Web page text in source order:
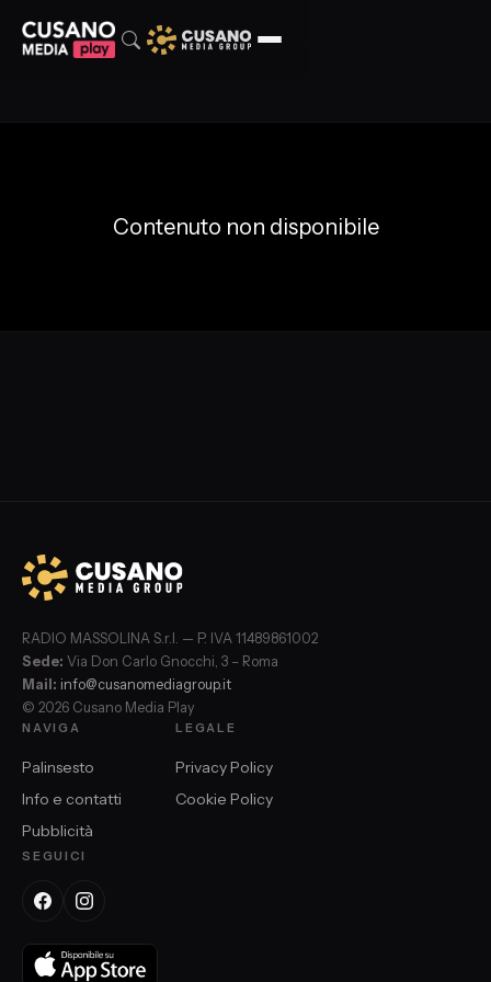
Contenuto non disponibile
RADIO MASSOLINA S.r.l. — P. IVA 11489861002
Sede: Via Don Carlo Gnocchi, 3 – Roma
Mail: info@cusanomediagroup.it
© 2026 Cusano Media Play
NAVIGA
Palinsesto
Info e contatti
Pubblicità
LEGALE
Privacy Policy
Cookie Policy
SEGUICI